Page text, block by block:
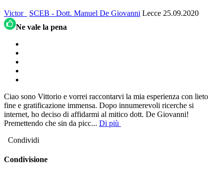
Victor_ SCEB - Dott. Manuel De Giovanni Lecce 25.09.2020
Ne vale la pena
Ciao sono Vittorio e vorrei raccontarvi la mia esperienza con lieto
fine e gratificazione immensa. Dopo innumerevoli ricerche si
internet, ho deciso di affidarmi al mitico dott. De Giovanni!
Premettendo che sin da picc... Di più
Condividi
Condivisione